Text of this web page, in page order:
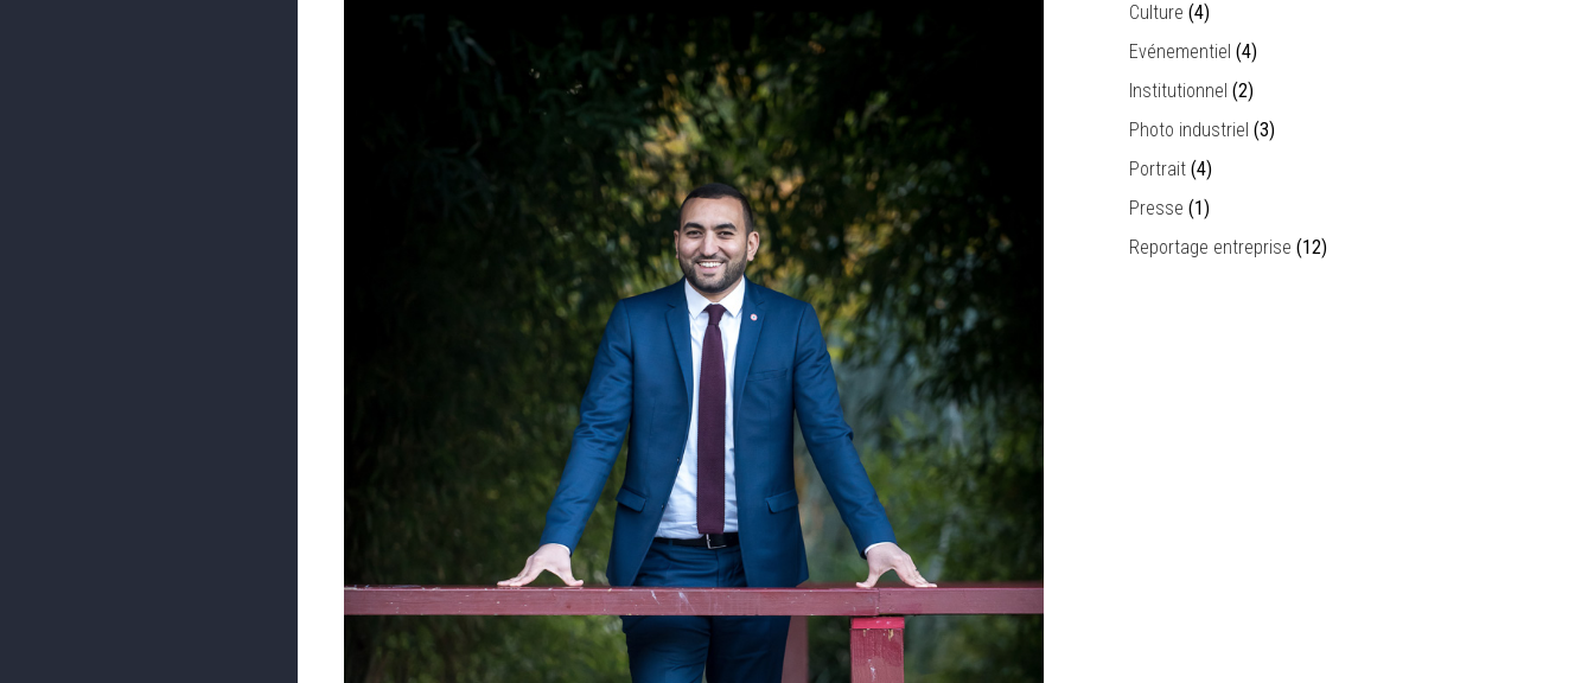
Culture (4)
Evénementiel (4)
Institutionnel (2)
Photo industriel (3)
Portrait (4)
Presse (1)
Reportage entreprise (12)